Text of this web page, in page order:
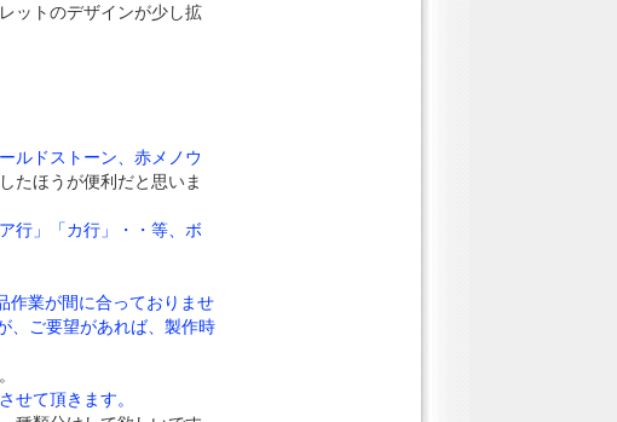
ットのデザインが少し拡
ルドストーン、赤メノウ
たほうが便利だと思いま
行」「カ行」・・等、ボ
作業が間に合っておりませ
、ご要望があれば、製作時
せて頂きます。